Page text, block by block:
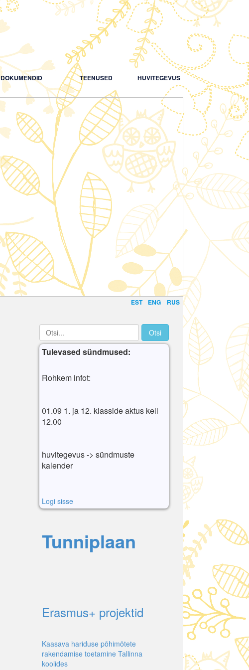
DOKUMENDID TEENUSED HUVITEGEVUS
EST ENG RUS
Tulevased sündmused:
Rohkem infot:
01.09 1. ja 12. klasside aktus kell
12.00
huvitegevus -> sündmuste
kalender
Logi sisse
Tunniplaan
Erasmus+ projektid
Kaasava hariduse põhimõtete
rakendamise toetamine Tallinna
koolides